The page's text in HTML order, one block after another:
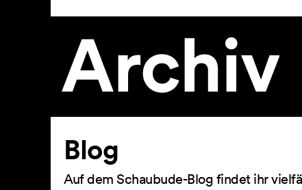
Archiv
Artikel
Blog
Auf dem Schaubude-Blog findet ihr